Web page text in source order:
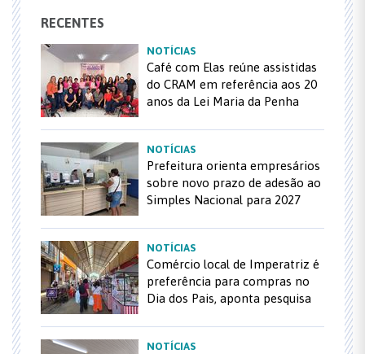
RECENTES
NOTÍCIAS
Café com Elas reúne assistidas
do CRAM em referência aos 20
anos da Lei Maria da Penha
NOTÍCIAS
Prefeitura orienta empresários
sobre novo prazo de adesão ao
Simples Nacional para 2027
NOTÍCIAS
Comércio local de Imperatriz é
preferência para compras no
Dia dos Pais, aponta pesquisa
NOTÍCIAS